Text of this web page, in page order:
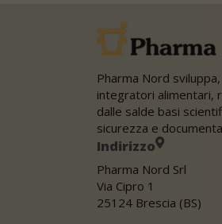
Pharma Nord
integratori alimentari,
dalle salde basi
sicurezza e
Indirizzo
Pharma Nord Srl
Via Cipro 1
25124 Brescia (BS)